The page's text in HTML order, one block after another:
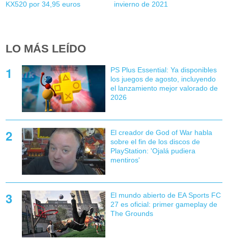
KX520 por 34,95 euros
invierno de 2021
LO MÁS LEÍDO
PS Plus Essential: Ya disponibles
los juegos de agosto, incluyendo
el lanzamiento mejor valorado de
2026
El creador de God of War habla
sobre el fin de los discos de
PlayStation: 'Ojalá pudiera
mentiros'
El mundo abierto de EA Sports FC
27 es oficial: primer gameplay de
The Grounds